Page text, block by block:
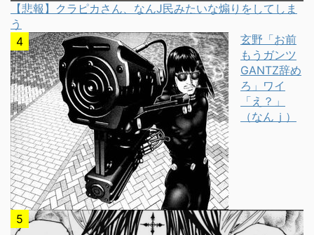
【悲報】クラピカさん、なんJ民みたいな煽りをしてしま
う
玄野「お前
もうガンツ
GANTZ辞め
ろ」ワイ
「え？」
（なんｊ）